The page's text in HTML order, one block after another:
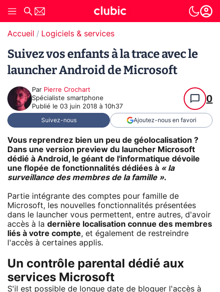
Accueil Logiciels & services
Suivez vos enfants à la trace avec le
launcher Android de Microsoft
Par Pierre Crochart
Spécialiste smartphone
Publié le 03 juin 2018 à 10h37
0
Suivez-nous Ajoutez-nous en favori
Vous reprendrez bien un peu de géolocalisation ?
Dans une version preview du launcher Microsoft
dédié à Android, le géant de l'informatique dévoile
une flopée de fonctionnalités dédiées à « la
surveillance des membres de la famille ».
Partie intégrante des comptes pour famille de
Microsoft, les nouvelles fonctionnalités présentées
dans le launcher vous permettent, entre autres, d'avoir
accès à la dernière localisation connue des membres
liés à votre compte, et également de restreindre
l'accès à certaines applis.
Un contrôle parental dédié aux
services Microsoft
S'il est possible de longue date de bloquer l'accès à